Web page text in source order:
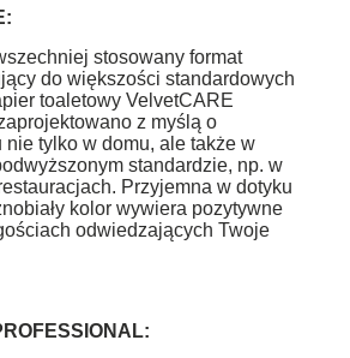
stosowany format
do większości standardowych
toaletowy VelvetCARE
z myślą o
nie tylko w domu, ale także w
standardzie, np. w
Przyjemna w dotyku
kolor wywiera pozytywne
odwiedzających Twoje